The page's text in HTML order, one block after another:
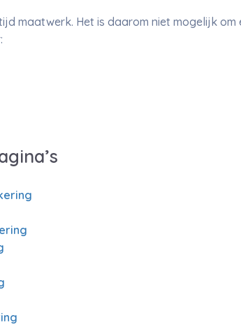
maatwerk. Het is daarom niet mogelijk